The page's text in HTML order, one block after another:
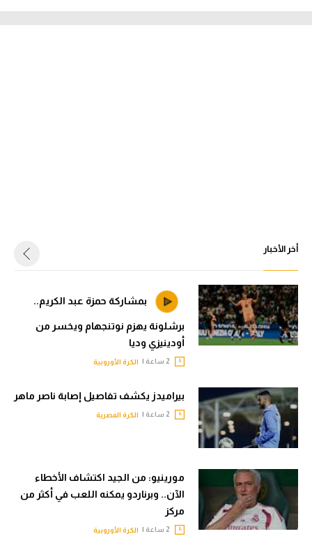
أخر الأخبار
بمشاركة حمزة عبد الكريم..
برشلونة يهزم نوتنجهام ويخسر من
أودينيزي وديا
الكرة الأوروبية
بيراميدز يكشف تفاصيل إصابة ناصر ماهر
الكرة المصرية
مورينيو: من الجيد اكتشاف الأخطاء
الآن.. وبرناردو يمكنه اللعب في أكثر من
مركز
الكرة الأوروبية